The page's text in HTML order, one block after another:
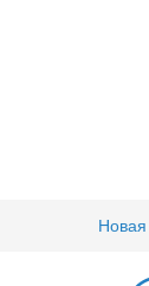
Новая
Кристалл